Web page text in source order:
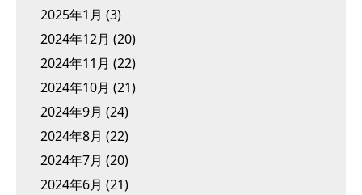
2025年1月 (3)
2024年12月 (20)
2024年11月 (22)
2024年10月 (21)
2024年9月 (24)
2024年8月 (22)
2024年7月 (20)
2024年6月 (21)